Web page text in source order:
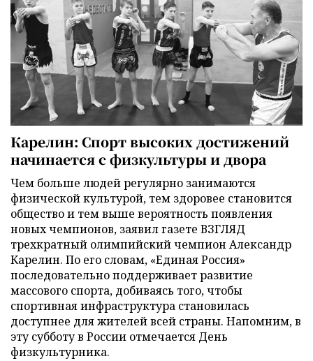
Карелин: Спорт высоких достижений
начинается с физкультуры и двора
Чем больше людей регулярно занимаются
физической культурой, тем здоровее становится
общество и тем выше вероятность появления
новых чемпионов, заявил газете ВЗГЛЯД
трехкратный олимпийский чемпион Александр
Карелин. По его словам, «Единая Россия»
последовательно поддерживает развитие
массового спорта, добиваясь того, чтобы
спортивная инфраструктура становилась
доступнее для жителей всей страны. Напомним, в
эту субботу в России отмечается День
физкультурника.